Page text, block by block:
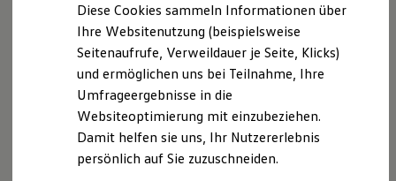
Behörden
Direktkunden
Sonderfahrzeuge
Anpfiff zum Gewinn
Elektromobilität
Elektroautos
ID. Tutorials
Elektrofahrzeugkonzepte
ID. EVERY1
Reichweite
Diese Cookies sammeln Informationen über
Ihre Websitenutzung (beispielsweise
Seitenaufrufe, Verweildauer je Seite, Klicks)
und ermöglichen uns bei Teilnahme, Ihre
Umfrageergebnisse in die
Websiteoptimierung mit einzubeziehen.
Damit helfen sie uns, Ihr Nutzererlebnis
persönlich auf Sie zuzuschneiden.